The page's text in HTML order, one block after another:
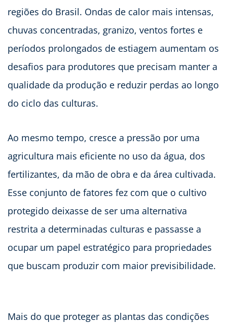
regiões do Brasil. Ondas de calor mais intensas,
chuvas concentradas, granizo, ventos fortes e
períodos prolongados de estiagem aumentam os
desafios para produtores que precisam manter a
qualidade da produção e reduzir perdas ao longo
do ciclo das culturas.
Ao mesmo tempo, cresce a pressão por uma
agricultura mais eficiente no uso da água, dos
fertilizantes, da mão de obra e da área cultivada.
Esse conjunto de fatores fez com que o cultivo
protegido deixasse de ser uma alternativa
restrita a determinadas culturas e passasse a
ocupar um papel estratégico para propriedades
que buscam produzir com maior previsibilidade.
Mais do que proteger as plantas das condições